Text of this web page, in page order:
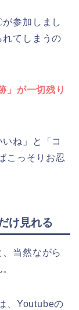
参加しまし
てしまうの
」が一切残り
ね」と「コ
こっそりお忍
け見れる
当然ながら
、Youtubeの